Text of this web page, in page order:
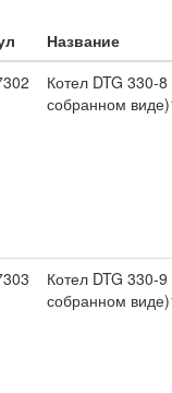
Название
Котел DTG 330-
собранном
Котел DTG 330-
собранном